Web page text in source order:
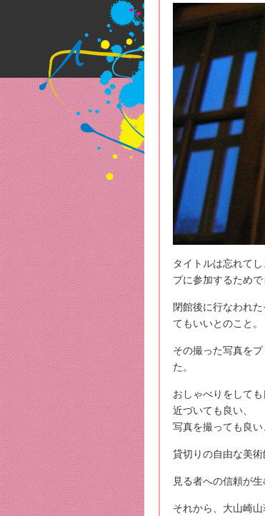
タイトルは忘れて
プに参加するためで
閉館後に行なわれ
てもいいとのこと。
その撮った写真を
た。
おしゃべりをしても
近づいても良い、
写真を撮っても良い
貸切りの自由な美術
見る者への信頼が
それから、大山崎